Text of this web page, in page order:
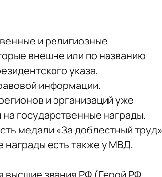
и религиозные
внешне или по названию
указа,
информации.
и организаций уже
государственные награды.
медали «За доблестный труд»
награды есть также у МВД,
высшие звания РФ (Герой РФ,